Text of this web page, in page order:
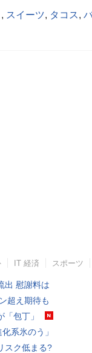
, スイーツ, タコス,
IT 経済 スポーツ
出 慰謝料は
超え期待も
包丁」
系氷のう」
スク低まる?